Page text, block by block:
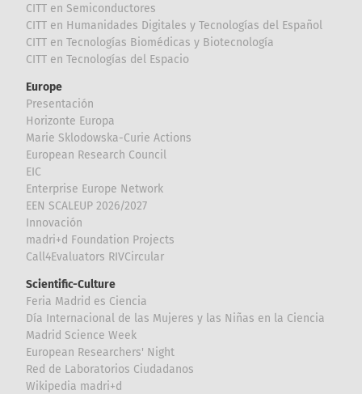
CITT en Semiconductores
CITT en Humanidades Digitales y Tecnologías del Español
CITT en Tecnologías Biomédicas y Biotecnología
CITT en Tecnologías del Espacio
Europe
Presentación
Horizonte Europa
Marie Sklodowska-Curie Actions
European Research Council
EIC
Enterprise Europe Network
EEN SCALEUP 2026/2027
Innovación
madri+d Foundation Projects
Call4Evaluators RIVCircular
Scientific-Culture
Feria Madrid es Ciencia
Día Internacional de las Mujeres y las Niñas en la Ciencia
Madrid Science Week
European Researchers' Night
Red de Laboratorios Ciudadanos
Wikipedia madri+d